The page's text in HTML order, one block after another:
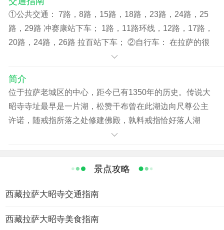
①公共交通： 7路，8路，15路，18路，23路，24路，25
路，29路 冲赛康站下车； 1路，11路环线，12路，17路，
20路，24路，26路 拉百站下车； ②自行车： 在拉萨的很
多青旅都有自行车出租，一般每天约15－20元，好一些的
拉萨市的特色，每车可坐2人左右，曾遍布拉萨市的大街小
巷。拉萨三轮车一般上车5元左右，距离稍微远一些的也可
以议价。
简介
位于拉萨老城区的中心，距今已有1350年的历史。传说大
昭寺寺址最早是一片湖，松赞干布曾在此湖边向尺尊公主
许诺，随戒指所落之处修建佛殿，孰料戒指恰好落人湖
内，湖面顿时遍布光网，光网之中显现出一座九级白塔。
称“土”为“萨”，为了纪念白山羊的功绩，佛殿最初名为“惹
萨”，后改称“祖拉康”（经堂），又称“觉康”（佛堂），全称
昭”的名字据说与始于15世纪的“传昭大法会”有关。
景点攻略
西藏拉萨大昭寺交通指南
西藏拉萨大昭寺美食指南